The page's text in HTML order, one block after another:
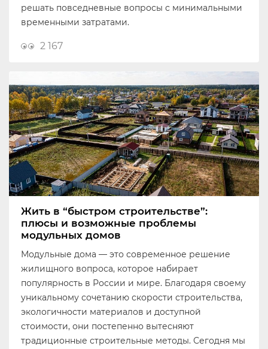
решать повседневные вопросы с минимальными
временными затратами.
2 167
Жить в “быстром строительстве”:
плюсы и возможные проблемы
модульных домов
Модульные дома — это современное решение
жилищного вопроса, которое набирает
популярность в России и мире. Благодаря своему
уникальному сочетанию скорости строительства,
экологичности материалов и доступной
стоимости, они постепенно вытесняют
традиционные строительные методы. Сегодня мы